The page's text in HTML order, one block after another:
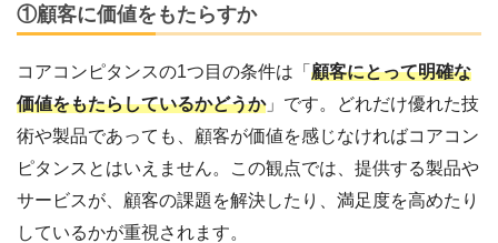
①顧客に価値をもたらすか
コアコンピタンスの1つ目の条件は「 顧客にとって明確な
価値をもたらしているかどうか」です。どれだけ優れた技
術や製品であっても、顧客が価値を感じなければコアコン
ピタンスとはいえません。
この観点では、提供する製品や
サービスが、顧客の課題を解決したり、満足度を高めたり
しているかが重視されます。